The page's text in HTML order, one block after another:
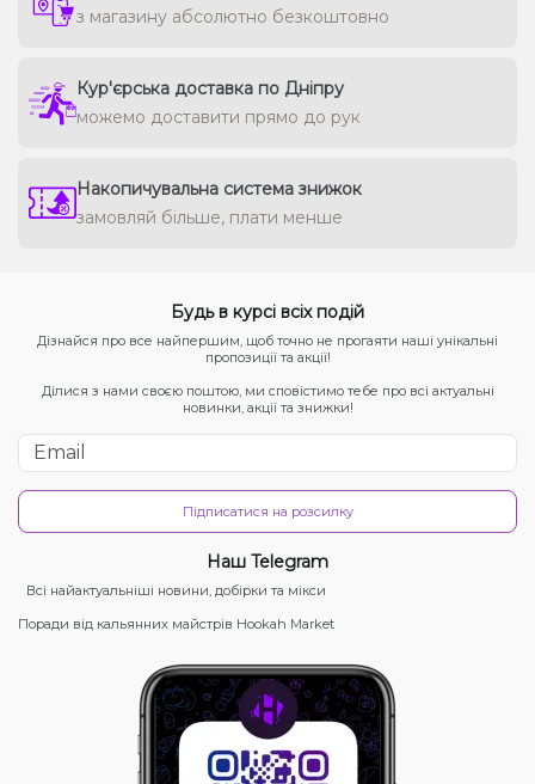
з магазину абсолютно безкоштовно
Кур'єрська доставка по Дніпру
можемо доставити прямо до рук
Накопичувальна система знижок
замовляй більше, плати менше
Будь в курсі всіх подій
Дізнайся про все найпершим, щоб точно не прогаяти наші унікальні
пропозиції та акції!
Ділися з нами своєю поштою, ми сповістимо тебе про всі актуальні
новинки, акції та знижки!
Підписатися на розсилку
Наш Telegram
Всі найактуальніші новини, добірки та мікси
Поради від кальянних майстрів Hookah Market